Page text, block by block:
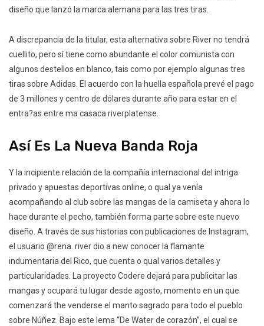
diseño que lanzó la marca alemana para las tres tiras.
A discrepancia de la titular, esta alternativa sobre River no tendrá
cuellito, pero sí tiene como abundante el color comunista con
algunos destellos en blanco, tais como por ejemplo algunas tres
tiras sobre Adidas. El acuerdo con la huella española prevé el pago
de 3 millones y centro de dólares durante año para estar en el
entra?as entre ma casaca riverplatense.
Así Es La Nueva Banda Roja
Y la incipiente relación de la compañía internacional del intriga
privado y apuestas deportivas online, o qual ya venía
acompañando al club sobre las mangas de la camiseta y ahora lo
hace durante el pecho, también forma parte sobre este nuevo
diseño. A través de sus historias con publicaciones de Instagram,
el usuario @rena. river dio a new conocer la flamante
indumentaria del Rico, que cuenta o qual varios detalles y
particularidades. La proyecto Codere dejará para publicitar las
mangas y ocupará tu lugar desde agosto, momento en un que
comenzará the venderse el manto sagrado para todo el pueblo
sobre Núñez. Bajo este lema “De Water de corazón”, el cual se